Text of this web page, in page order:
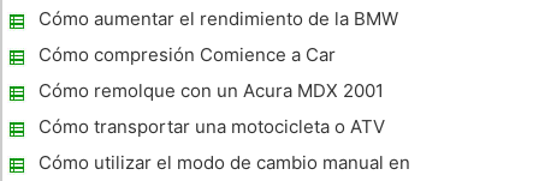
vehículo
Cómo aumentar el rendimiento de la BMW
128I
Cómo compresión Comience a Car
Cómo remolque con un Acura MDX 2001
Cómo transportar una motocicleta o ATV
con un remolque de quinta rueda
Cómo utilizar el modo de cambio manual en